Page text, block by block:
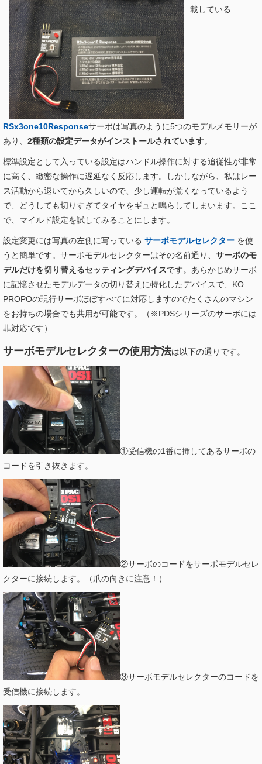
載している
RSx3one10Responseサーボは写真のように5つのモデルメモリーが
あり、 2種類の設定データがインストールされています。
標準設定として入っている設定はハンドル操作に対する追従性が非常
に高く、緻密な操作に遅延なく反応します。しかしながら、私はレー
ス活動から退いてから久しいので、少し運転が荒くなっているよう
で、どうしても切りすぎてタイヤをギュと鳴らしてしまいます。ここ
で、マイルド設定を試してみることにします。
設定変更には写真の左側に写っている サーボモデルセレクター を使
うと簡単です。サーボモデルセレクターはその名前通り、 サーボのモ
デルだけを切り替えるセッティングデバイスです。あらかじめサーボ
に記憶させたモデルデータの切り替えに特化したデバイスで、KO
PROPOの現行サーボほぼすべてに対応しますのでたくさんのマシン
をお持ちの場合でも共用が可能です。（※PDSシリーズのサーボには
非対応です）
サーボモデルセレクターの使用方法は以下の通りです。
①受信機の1番に挿してあるサーボの
コードを引き抜きます。
②サーボのコードをサーボモデルセレ
クターに接続します。（爪の向きに注意！）
③サーボモデルセレクターのコードを
受信機に接続します。